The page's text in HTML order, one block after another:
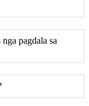
pagdala sa